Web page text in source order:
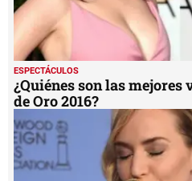
ESPECTÁCULOS
¿Quiénes son las mejores
de Oro 2016?